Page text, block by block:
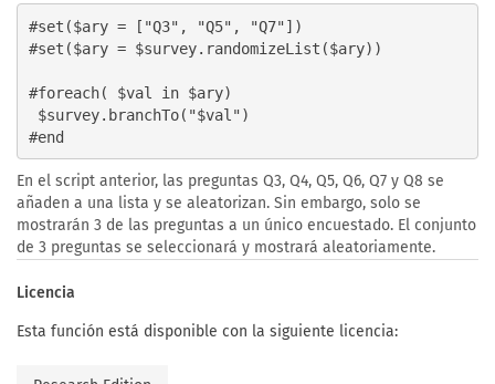
#set($ary = ["Q3", "Q5", "Q7"])
#set($ary = $survey.randomizeList($ary))
#foreach( $val in $ary)
$survey.branchTo("$val")
En el script anterior, las preguntas Q3, Q4, Q5, Q6, Q7 y Q8 se
añaden a una lista y se aleatorizan. Sin embargo, solo se
mostrarán 3 de las preguntas a un único encuestado. El conjunto
de 3 preguntas se seleccionará y mostrará aleatoriamente.
Licencia
Esta función está disponible con la siguiente licencia: